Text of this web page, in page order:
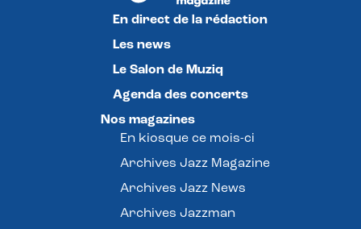
En direct de la rédaction
Les news
Le Salon de Muziq
Agenda des concerts
Nos magazines
En kiosque ce mois-ci
Archives Jazz Magazine
Archives Jazz News
Archives Jazzman